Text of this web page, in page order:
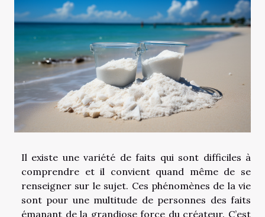
Il existe une variété de faits qui sont difficiles à
comprendre et il convient quand même de se
renseigner sur le sujet. Ces phénomènes de la vie
sont pour une multitude de personnes des faits
émanant de la grandiose force du créateur. C’est